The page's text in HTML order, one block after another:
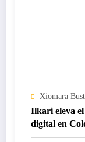
Xiomara
Ilkari eleva
digital en
certificado